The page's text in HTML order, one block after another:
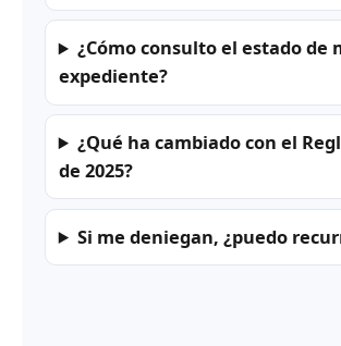
¿Cómo consulto el estado de
expediente?
¿Qué ha cambiado con el
de 2025?
Si me deniegan, ¿puedo